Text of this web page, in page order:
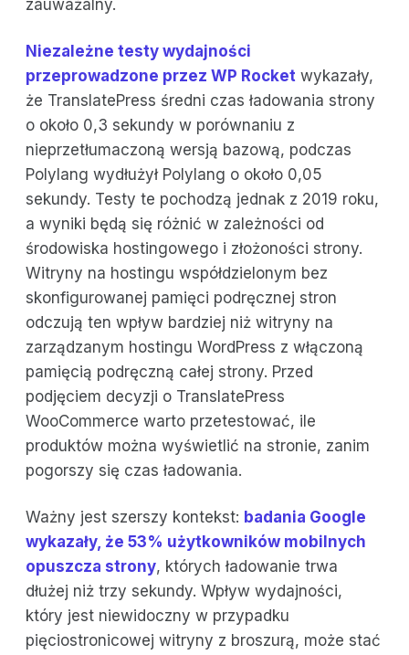
zauważalny.
Niezależne testy wydajności
przeprowadzone przez WP Rocket wykazały,
że TranslatePress średni czas ładowania strony
o około 0,3 sekundy w porównaniu z
nieprzetłumaczoną wersją bazową, podczas
Polylang wydłużył Polylang o około 0,05
sekundy. Testy te pochodzą jednak z 2019 roku,
a wyniki będą się różnić w zależności od
środowiska hostingowego i złożoności strony.
Witryny na hostingu współdzielonym bez
skonfigurowanej pamięci podręcznej stron
odczują ten wpływ bardziej niż witryny na
zarządzanym hostingu WordPress z włączoną
pamięcią podręczną całej strony. Przed
podjęciem decyzji o TranslatePress
WooCommerce warto przetestować, ile
produktów można wyświetlić na stronie, zanim
pogorszy się czas ładowania.
Ważny jest szerszy kontekst: badania Google
wykazały, że 53% użytkowników mobilnych
opuszcza strony, których ładowanie trwa
dłużej niż trzy sekundy. Wpływ wydajności,
który jest niewidoczny w przypadku
pięciostronicowej witryny z broszurą, może stać